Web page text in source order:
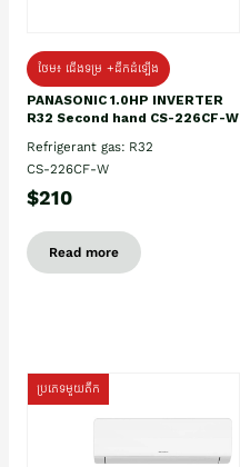
ថែម៖ ជើងទម្រ +ដឹកដំឡើង
PANASONIC 1.0HP INVERTER
R32 Second hand CS-226CF-W
Refrigerant gas: R32
CS-226CF-W
$210
Read more
ប្រភេទមួយតឹក